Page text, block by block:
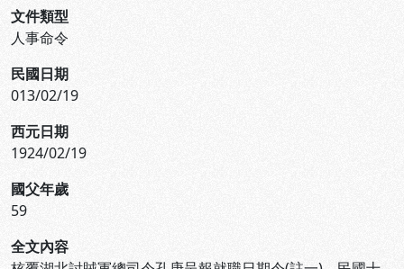
文件類型
人事命令
民國日期
013/02/19
西元日期
1924/02/19
國父年歲
59
全文內容